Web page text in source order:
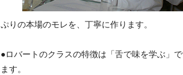
ぷりの本場のモレを、丁寧に作ります。
●ロバートのクラスの特徴は「舌で味を学ぶ」
ます。